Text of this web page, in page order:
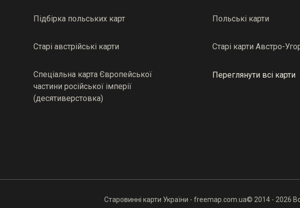
Підбірка польських карт Польські карти
Старі австрійські карти Старі карти Австро-
Спеціальна карта Європейської
частини російської імперії
(десятиверстовка)
Переглянути всі карти
Старовинні карти України - freemap.com.ua© 2014 - 2026